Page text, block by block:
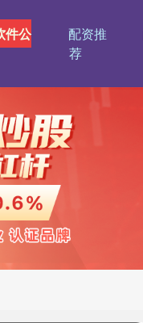
件公
配资推
荐